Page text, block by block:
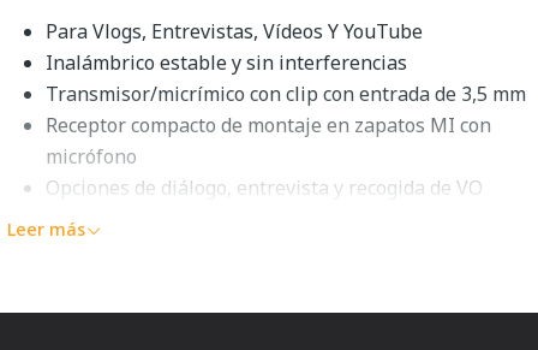
Para Vlogs, Entrevistas, Vídeos Y YouTube
Inalámbrico estable y sin interferencias
Transmisor/micrímico con clip con entrada de 3,5 mm
Receptor compacto de montaje en zapatos MI con
micrófono
Opciones de diálogo, entrevista y recogida de VO
Alimentación y audio digital a través de la interfaz MI
Resistente al polvo y a la humedad
Leer más